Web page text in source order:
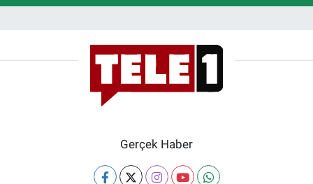
Gerçek Haber